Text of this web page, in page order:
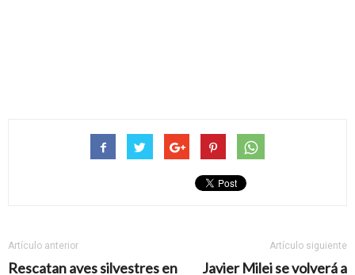
Artículo anterior
Rescatan aves silvestres en
Artículo siguiente
Javier Milei se volverá a